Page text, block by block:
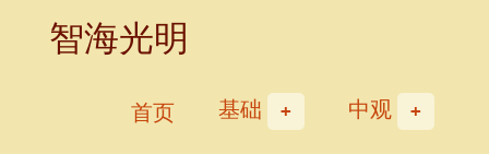
智海光明
首页 基础
中观